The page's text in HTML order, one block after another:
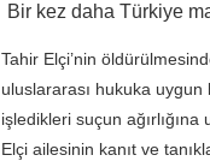
Bir kez daha Türkiye
Tahir Elçi’nin
uluslararası hukuka
işledikleri suçun ağırlığına
Elçi ailesinin kanıt ve